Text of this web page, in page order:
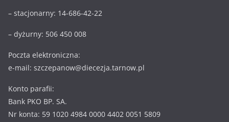
– stacjonarny: 14-686-42-22
– dyżurny: 506 450 008
Poczta elektroniczna:
e-mail: szczepanow@diecezja.tarnow.pl
Konto parafii:
Bank PKO BP. SA.
Nr konta: 59 1020 4984 0000 4402 0051 5809